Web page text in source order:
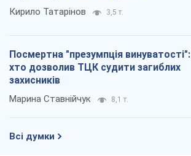
Кирило Татарінов 3,5 т.
Посмертна "презумпція винуватості":
хто дозволив ТЦК судити загиблих
захисників
Марина Ставнійчук 8,1 т.
Всі думки